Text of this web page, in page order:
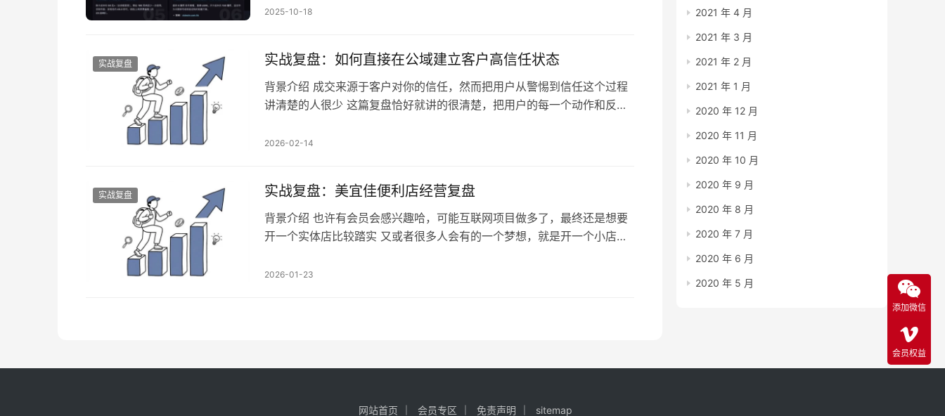
这个博主的分享就哪来当做备份信息，有需要的可以自己验真一下 海外手
2025-10-18
实战复盘 实战复盘：如何直接在公域建立客户高信任状态
背景介绍 成交来源于客户对你的信任，然而把用户从警惕到信任这个过程
讲清楚的人很少 这篇复盘恰好就讲的很清楚，把用户的每一个动作和反应
题解决，私域变现那不是手到擒来 内容目录 我把用户决策链路分成2大阶
2026-02-14
实战复盘 实战复盘：美宜佳便利店经营复盘
背景介绍 也许有会员会感兴趣哈，可能互联网项目做多了，最终还是想要
开一个实体店比较踏实 又或者很多人会有的一个梦想，就是开一个小店，
以分享给大家 我大致看了一下，内容非常详细，甚至有点教程的意思了，
2026-01-23
2021 年 4 月
2021 年 3 月
2021 年 2 月
2021 年 1 月
2020 年 12 月
2020 年 11 月
2020 年 10 月
2020 年 9 月
2020 年 8 月
2020 年 7 月
2020 年 6 月
2020 年 5 月
网站首页 会员专区 免责声明 sitemap
添加微信
会员权益